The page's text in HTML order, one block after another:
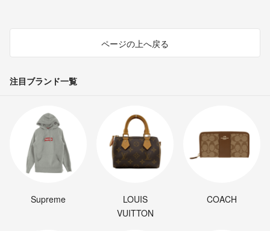
ページの上へ戻る
注目ブランド一覧
Supreme
LOUIS
VUITTON
COACH